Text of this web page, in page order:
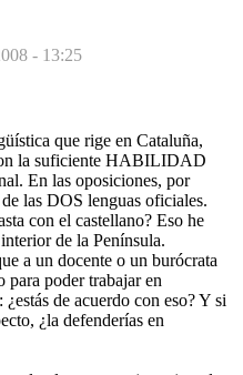
- 13:25
que rige en Cataluña,
la suficiente HABILIDAD
En las oposiciones, por
las DOS lenguas oficiales.
con el castellano? Eso he
de la Península.
a un docente o un burócrata
para poder trabajar en
de acuerdo con eso? Y si
¿la defenderías en